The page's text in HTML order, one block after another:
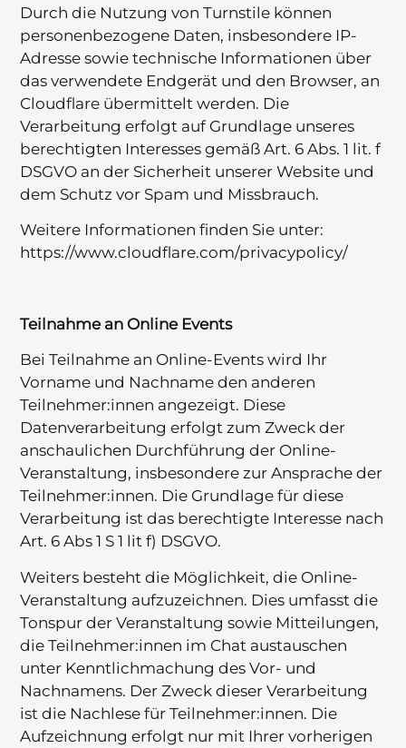
Durch die Nutzung von Turnstile können
personenbezogene Daten, insbesondere IP-
Adresse sowie technische Informationen über
das verwendete Endgerät und den Browser, an
Cloudflare übermittelt werden. Die
Verarbeitung erfolgt auf Grundlage unseres
berechtigten Interesses gemäß Art. 6 Abs. 1 lit. f
DSGVO an der Sicherheit unserer Website und
dem Schutz vor Spam und Missbrauch.
Weitere Informationen finden Sie unter:
https://www.cloudflare.com/privacypolicy/
Teilnahme an Online Events
Bei Teilnahme an Online-Events wird Ihr
Vorname und Nachname den anderen
Teilnehmer:innen angezeigt. Diese
Datenverarbeitung erfolgt zum Zweck der
anschaulichen Durchführung der Online-
Veranstaltung, insbesondere zur Ansprache der
Teilnehmer:innen. Die Grundlage für diese
Verarbeitung ist das berechtigte Interesse nach
Art. 6 Abs 1 S 1 lit f) DSGVO.
Weiters besteht die Möglichkeit, die Online-
Veranstaltung aufzuzeichnen. Dies umfasst die
Tonspur der Veranstaltung sowie Mitteilungen,
die Teilnehmer:innen im Chat austauschen
unter Kenntlichmachung des Vor- und
Nachnamens. Der Zweck dieser Verarbeitung
ist die Nachlese für Teilnehmer:innen. Die
Aufzeichnung erfolgt nur mit Ihrer vorherigen